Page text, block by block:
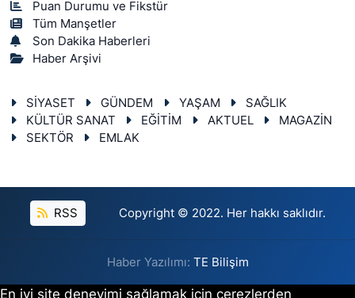
Puan Durumu ve Fikstür
Tüm Manşetler
Son Dakika Haberleri
Haber Arşivi
SİYASET GÜNDEM YAŞAM
SAĞLIK
KÜLTÜR SANAT
EĞİTİM AKTUEL
MAGAZİN
SEKTÖR
EMLAK
RSS Copyright © 2022. Her hakkı saklıdır.
Haber Yazılımı: TE Bilişim
En iyi site deneyimi sağlamak için çerezlerden